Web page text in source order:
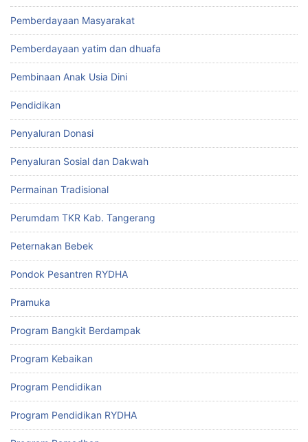
Pemberdayaan Masyarakat
Pemberdayaan yatim dan dhuafa
Pembinaan Anak Usia Dini
Pendidikan
Penyaluran Donasi
Penyaluran Sosial dan Dakwah
Permainan Tradisional
Perumdam TKR Kab. Tangerang
Peternakan Bebek
Pondok Pesantren RYDHA
Pramuka
Program Bangkit Berdampak
Program Kebaikan
Program Pendidikan
Program Pendidikan RYDHA